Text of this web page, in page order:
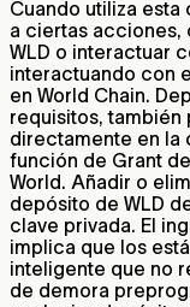
Cuando utiliza
a ciertas acciones,
WLD o interactuar
interactuando con
en World Chain.
requisitos,
directamente en la
función de Grant
World. Añadir o
depósito de WLD
clave privada. El
implica que los
inteligente que no
de demora